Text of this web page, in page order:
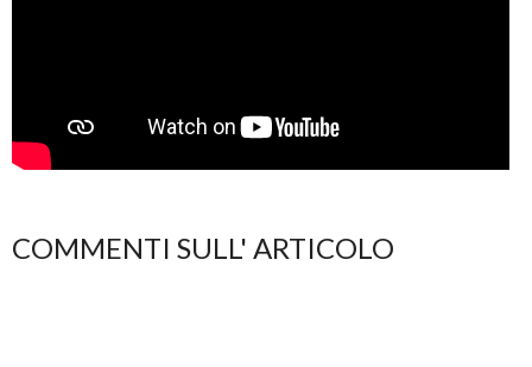
COMMENTI SULL' ARTICOLO